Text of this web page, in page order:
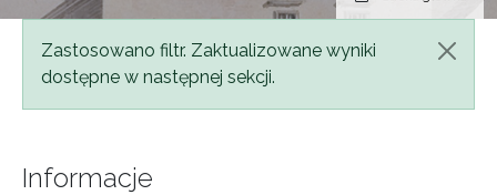
Komunikat
Zastosowano filtr. Zaktualizowane wyniki
dostępne w następnej sekcji.
Informacje